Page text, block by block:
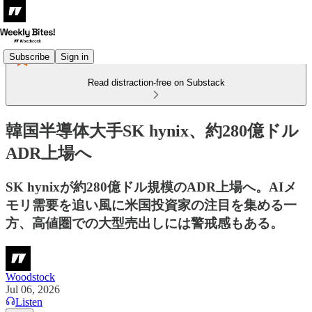
Subscribe Sign in
Read distraction-free on Substack
韓国半導体大手SK hynix、約280億ドル
ADR上場へ
SK hynixが約280億ドル規模のADR上場へ。AIメ
モリ需要を追い風に米国投資家の注目を集める一
方、高値圏での大型売出しには警戒感もある。
Woodstock
Jul 06, 2026
Listen